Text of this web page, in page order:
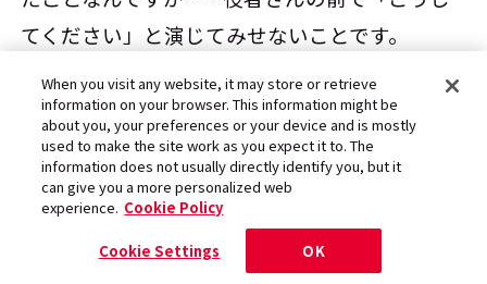
てください」と演じてみせないことです。
――型を見せてはいけないと？
藤沢：その理由はふたつあって、ひとつは役者
さんの想像力を奪うから。もうひとつは、演出
家の芝居が下手なのがバレて、なめられてしま
When you visit any website, it may store or retrieve
information on your browser. This information might be
about you, your preferences or your device and is mostly
used to make the site work as you expect it to. The
information does not usually directly identify you, but it
can give you a more personalized web
experience. Cookie Policy
Cookie Settings OK